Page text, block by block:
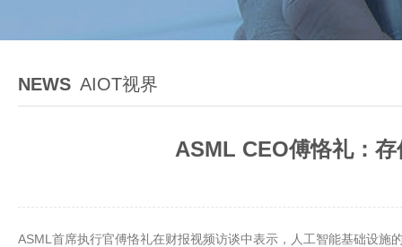
NEWS AIOT视界
ASML CEO傅恪礼：
ASML首席执行官傅恪礼在财报视频访谈中表示，人工智能基础设施